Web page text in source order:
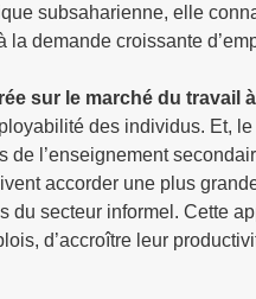
subsaharienne, elle
la demande croissante
sur le marché du travail
des individus. Et,
l’enseignement
accorder une plus
secteur informel. Cette
d’accroître leur